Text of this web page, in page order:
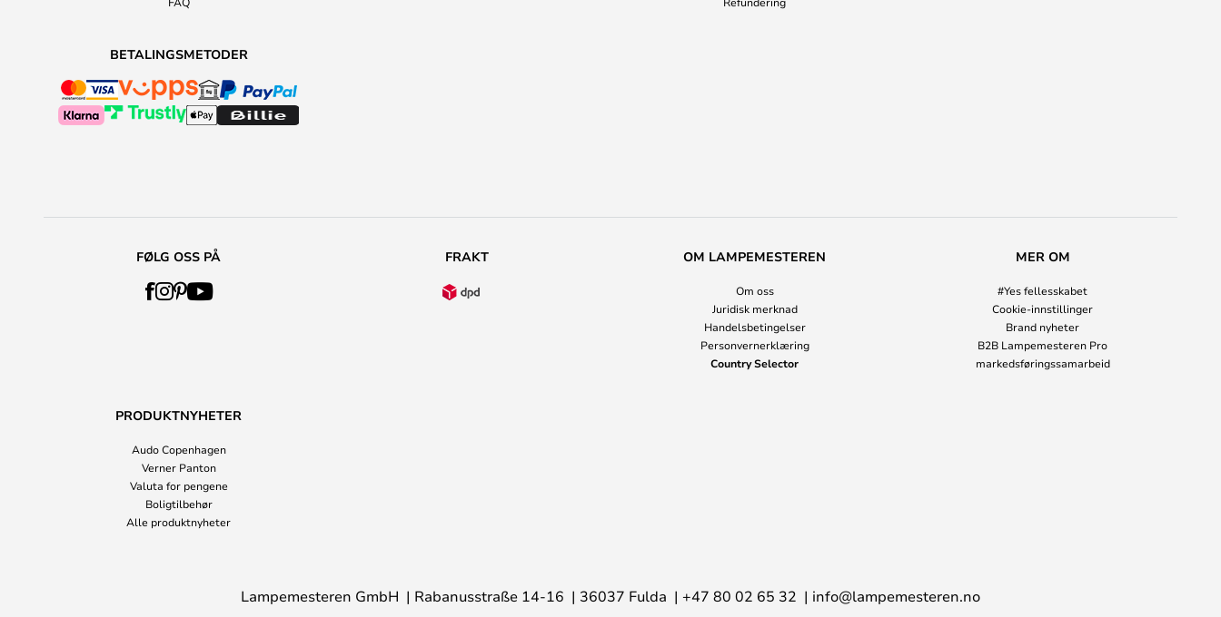
BETALINGSMETODER
FØLG OSS PÅ FRAKT OM LAMPEMESTEREN
Om oss
Juridisk merknad
Handelsbetingelser
Personvernerklæring
Country Selector
MER OM
#Yes fellesskabet
Cookie-innstillinger
Brand nyheter
B2B Lampemesteren Pro
markedsføringssamarbeid
PRODUKTNYHETER
Audo Copenhagen
Verner Panton
Valuta for pengene
Boligtilbehør
Alle produktnyheter
Lampemesteren GmbH Rabanusstraße 14-16 36037 Fulda +47 80 02 65 32 info@lampemesteren.no